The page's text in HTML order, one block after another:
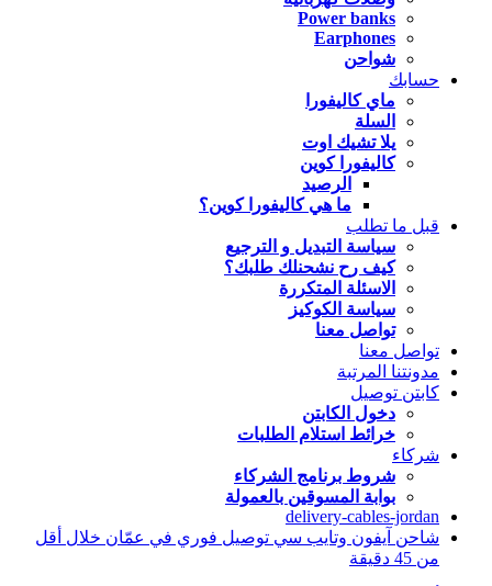
Power banks
Earphones
شواحن
حسابك
ماي كاليفورا
السلة
يلا تشيك اوت
كاليفورا كوين
الرصيد
ما هي كاليفورا كوين؟
قبل ما تطلب
سياسة التبديل و الترجيع
كيف رح نشحنلك طلبك؟
الاسئلة المتكررة
سياسة الكوكيز
تواصل معنا
تواصل معنا
مدونتنا المرتبة
كابتن توصيل
دخول الكابتن
خرائط استلام الطلبات
شركاء
شروط برنامج الشركاء
بوابة المسوقين بالعمولة
delivery-cables-jordan
شاحن آيفون وتايب سي توصيل فوري في عمّان خلال أقل
من 45 دقيقة